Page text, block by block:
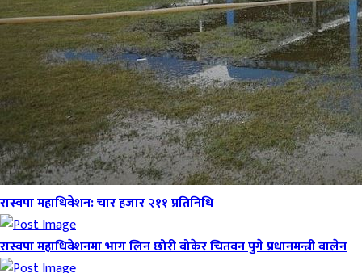
रास्वपा महाधिवेशन: चार हजार २११ प्रतिनिधि
रास्वपा महाधिवेशनमा भाग लिन छोरी बोकेर चितवन पुगे प्रधानमन्त्री बालेन